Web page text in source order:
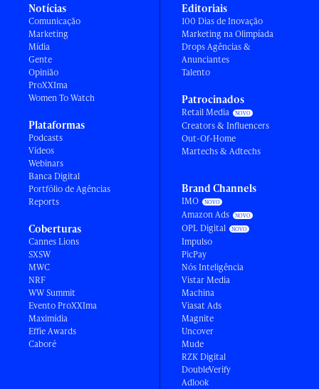
Notícias
Comunicação
Marketing
Mídia
Gente
Opinião
ProXXIma
Women To Watch
Plataformas
Podcasts
Vídeos
Webinars
Banca Digital
Portfólio de Agências
Reports
Coberturas
Cannes Lions
SXSW
MWC
NRF
WW Summit
Evento ProXXIma
Maximídia
Effie Awards
Caboré
Editoriais
100 Dias de Inovação
Marketing na Olimpíada
Drops Agências &
Anunciantes
Talento
Patrocinados
Retail Media
Creators & Influencers
Out-Of-Home
Martechs & Adtechs
Brand Channels
IMO
Amazon Ads
OPL Digital
Impulso
PicPay
Nós Inteligência
Vistar Media
Machina
Viasat Ads
Magnite
Uncover
Mude
RZK Digital
DoubleVerify
Adlook